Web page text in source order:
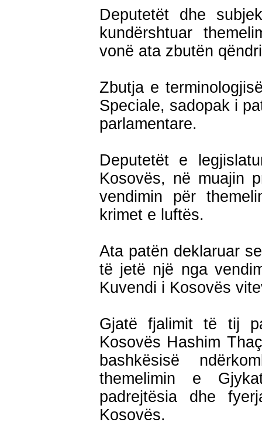
Deputetët dhe
kundërshtuar
vonë ata zbutën
Zbutja e
Speciale, sadopak i
parlamentare.
Deputetët e
Kosovës, në muajin
vendimin për
krimet e luftës.
Ata patën deklaruar
të jetë një nga
Kuvendi i Kosovës
Gjatë fjalimit të tij
Kosovës Hashim
bashkësisë
themelimin e
padrejtësia dhe
Kosovës.